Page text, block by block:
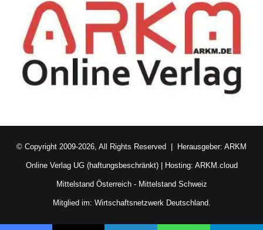
© Copyright 2009-2026, All Rights Reserved | Herausgeber: ARKM
Online Verlag UG (haftungsbeschränkt)| Hosting: ARKM.cloud
Mittelstand Österreich- Mittelstand Schweiz
Mitglied im: Wirtschaftsnetzwerk Deutschland.